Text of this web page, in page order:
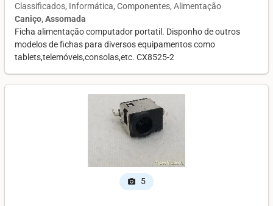
Classificados Informática Componentes Alimentação
Caniço, Assomada
Ficha alimentação computador portatil. Disponho de outros
modelos de fichas para diversos equipamentos como
tablets,telemóveis,consolas,etc. CX8525-2
photo_camera 5